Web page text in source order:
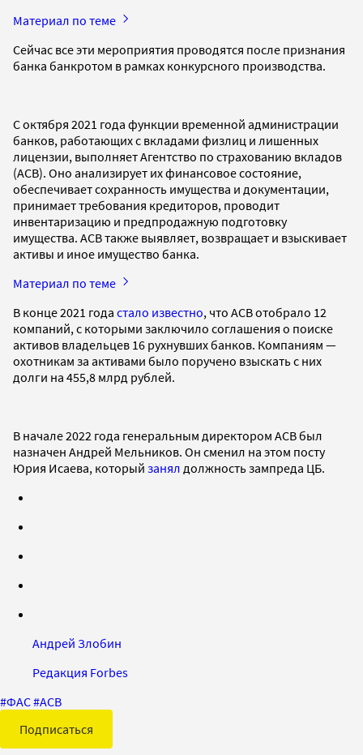
Материал по теме
Сейчас все эти мероприятия проводятся после признания
банка банкротом в рамках конкурсного производства.
С октября 2021 года функции временной администрации
банков, работающих с вкладами физлиц и лишенных
лицензии, выполняет Агентство по страхованию вкладов
(АСВ). Оно анализирует их финансовое состояние,
обеспечивает сохранность имущества и документации,
принимает требования кредиторов, проводит
инвентаризацию и предпродажную подготовку
имущества. АСВ также выявляет, возвращает и взыскивает
активы и иное имущество банка.
Материал по теме
В конце 2021 года стало известно, что АСВ отобрало 12
компаний, с которыми заключило соглашения о поиске
активов владельцев 16 рухнувших банков. Компаниям —
охотникам за активами было поручено взыскать с них
долги на 455,8 млрд рублей.
В начале 2022 года генеральным директором АСВ был
назначен Андрей Мельников. Он сменил на этом посту
Юрия Исаева, который занял должность зампреда ЦБ.
Андрей Злобин
Редакция Forbes
#ФАС#АСВ
Подписаться